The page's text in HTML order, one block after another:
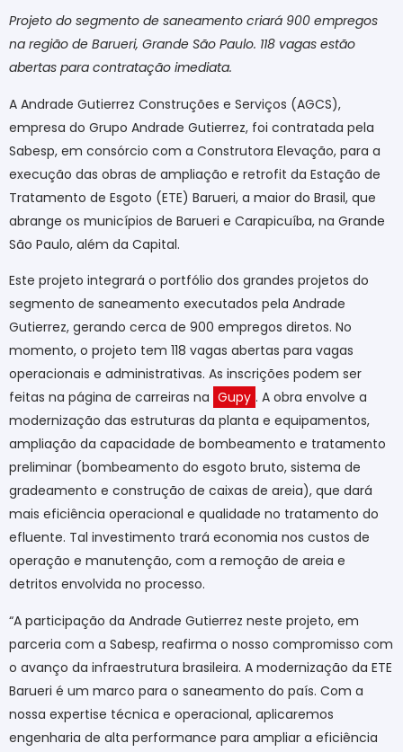
Projeto do segmento de saneamento criará 900 empregos
na região de Barueri, Grande São Paulo. 118 vagas estão
abertas para contratação imediata.
A Andrade Gutierrez Construções e Serviços (AGCS),
empresa do Grupo Andrade Gutierrez, foi contratada pela
Sabesp, em consórcio com a Construtora Elevação, para a
execução das obras de ampliação e retrofit da Estação de
Tratamento de Esgoto (ETE) Barueri, a maior do Brasil, que
abrange os municípios de Barueri e Carapicuíba, na Grande
São Paulo, além da Capital.
Este projeto integrará o portfólio dos grandes projetos do
segmento de saneamento executados pela Andrade
Gutierrez, gerando cerca de 900 empregos diretos. No
momento, o projeto tem 118 vagas abertas para vagas
operacionais e administrativas. As inscrições podem ser
feitas na página de carreiras na Gupy . A obra envolve a
modernização das estruturas da planta e equipamentos,
ampliação da capacidade de bombeamento e tratamento
preliminar (bombeamento do esgoto bruto, sistema de
gradeamento e construção de caixas de areia), que dará
mais eficiência operacional e qualidade no tratamento do
efluente. Tal investimento trará economia nos custos de
operação e manutenção, com a remoção de areia e
detritos envolvida no processo.
“A participação da Andrade Gutierrez neste projeto, em
parceria com a Sabesp, reafirma o nosso compromisso com
o avanço da infraestrutura brasileira. A modernização da ETE
Barueri é um marco para o saneamento do país. Com a
nossa expertise técnica e operacional, aplicaremos
engenharia de alta performance para ampliar a eficiência